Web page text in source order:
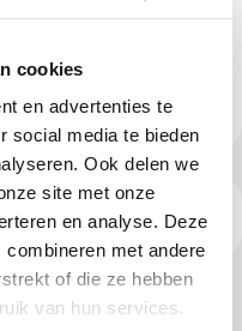
cookies
en advertenties te
social media te bieden
Ook delen we
site met onze
en analyse. Deze
met andere
of die ze hebben
van hun services.
65 mm,